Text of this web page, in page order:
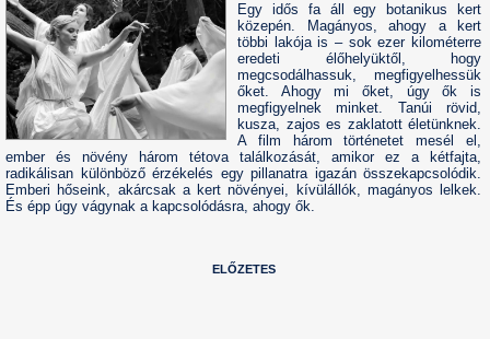
Egy idős fa áll egy botanikus kert
közepén. Magányos, ahogy a kert
többi lakója is – sok ezer kilométerre
eredeti élőhelyüktől, hogy
megcsodálhassuk, megfigyelhessük
őket. Ahogy mi őket, úgy ők is
megfigyelnek minket. Tanúi rövid,
kusza, zajos es zaklatott életünknek.
A film három történetet mesél el,
ember és növény három tétova találkozását, amikor ez a kétfajta,
radikálisan különböző érzékelés egy pillanatra igazán összekapcsolódik.
Emberi hőseink, akárcsak a kert növényei, kívülállók, magányos lelkek.
És épp úgy vágynak a kapcsolódásra, ahogy ők.
ELŐZETES